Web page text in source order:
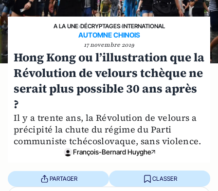
A LA UNE›DÉCRYPTAGES›INTERNATIONAL
AUTOMNE CHINOIS
17 novembre 2019
Hong Kong ou l’illustration que la
Révolution de velours tchèque ne
serait plus possible 30 ans après
?
Il y a trente ans, la Révolution de velours a
précipité la chute du régime du Parti
communiste tchécoslovaque, sans violence.
François-Bernard Huyghe
PARTAGER CLASSER